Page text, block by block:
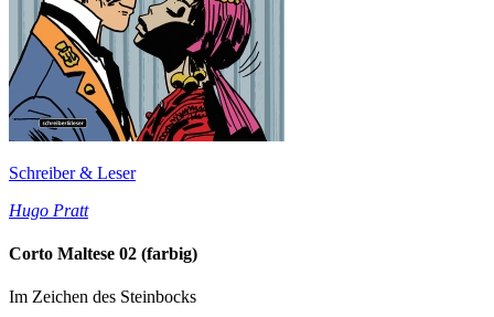
Schreiber & Leser
Hugo Pratt
Corto Maltese 02 (farbig)
Im Zeichen des Steinbocks